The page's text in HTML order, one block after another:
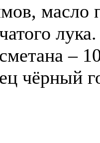
масло
–
чёрный